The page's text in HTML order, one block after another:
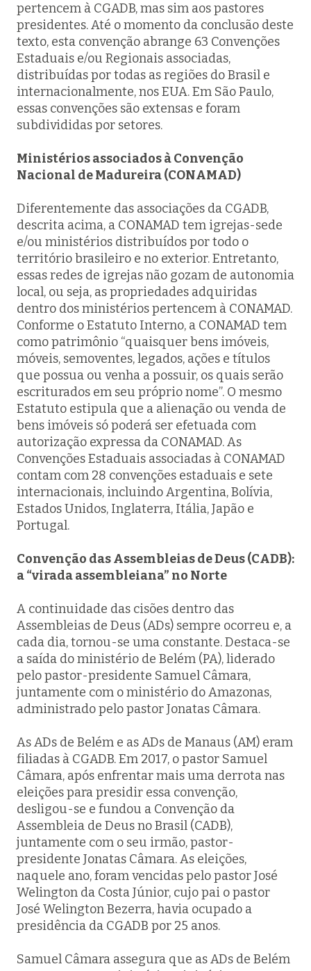
pertencem à CGADB, mas sim aos pastores
presidentes. Até o momento da conclusão deste
texto, esta convenção abrange 63 Convenções
Estaduais e/ou Regionais associadas,
distribuídas por todas as regiões do Brasil e
internacionalmente, nos EUA. Em São Paulo,
essas convenções são extensas e foram
subdivididas por setores.
Ministérios associados à Convenção
Nacional de Madureira (CONAMAD)
Diferentemente das associações da CGADB,
descrita acima, a CONAMAD tem igrejas-sede
e/ou ministérios distribuídos por todo o
território brasileiro e no exterior. Entretanto,
essas redes de igrejas não gozam de autonomia
local, ou seja, as propriedades adquiridas
dentro dos ministérios pertencem à CONAMAD.
Conforme o Estatuto Interno, a CONAMAD tem
como patrimônio “quaisquer bens imóveis,
móveis, semoventes, legados, ações e títulos
que possua ou venha a possuir, os quais serão
escriturados em seu próprio nome”. O mesmo
Estatuto estipula que a alienação ou venda de
bens imóveis só poderá ser efetuada com
autorização expressa da CONAMAD. As
Convenções Estaduais associadas à CONAMAD
contam com 28 convenções estaduais e sete
internacionais, incluindo Argentina, Bolívia,
Estados Unidos, Inglaterra, Itália, Japão e
Portugal.
Convenção das Assembleias de Deus (CADB):
a “virada assembleiana” no Norte
A continuidade das cisões dentro das
Assembleias de Deus (ADs) sempre ocorreu e, a
cada dia, tornou-se uma constante. Destaca-se
a saída do ministério de Belém (PA), liderado
pelo pastor-presidente Samuel Câmara,
juntamente com o ministério do Amazonas,
administrado pelo pastor Jonatas Câmara.
As ADs de Belém e as ADs de Manaus (AM) eram
filiadas à CGADB. Em 2017, o pastor Samuel
Câmara, após enfrentar mais uma derrota nas
eleições para presidir essa convenção,
desligou-se e fundou a Convenção da
Assembleia de Deus no Brasil (CADB),
juntamente com o seu irmão, pastor-
presidente Jonatas Câmara. As eleições,
naquele ano, foram vencidas pelo pastor José
Welington da Costa Júnior, cujo pai o pastor
José Welington Bezerra, havia ocupado a
presidência da CGADB por 25 anos.
Samuel Câmara assegura que as ADs de Belém